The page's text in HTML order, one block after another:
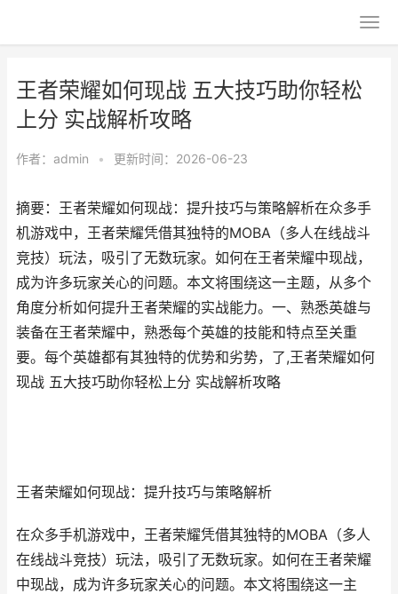
王者荣耀如何现战 五大技巧助你轻松
上分 实战解析攻略
作者： admin • 更新时间：2026-06-23
摘要：王者荣耀如何现战：提升技巧与策略解析在众多手
机游戏中，王者荣耀凭借其独特的MOBA（多人在线战斗
竞技）玩法，吸引了无数玩家。如何在王者荣耀中现战，
成为许多玩家关心的问题。本文将围绕这一主题，从多个
角度分析如何提升王者荣耀的实战能力。一、熟悉英雄与
装备在王者荣耀中，熟悉每个英雄的技能和特点至关重
要。每个英雄都有其独特的优势和劣势，了,王者荣耀如何
现战 五大技巧助你轻松上分 实战解析攻略
王者荣耀如何现战：提升技巧与策略解析
在众多手机游戏中，王者荣耀凭借其独特的MOBA（多人
在线战斗竞技）玩法，吸引了无数玩家。如何在王者荣耀
中现战，成为许多玩家关心的问题。本文将围绕这一主